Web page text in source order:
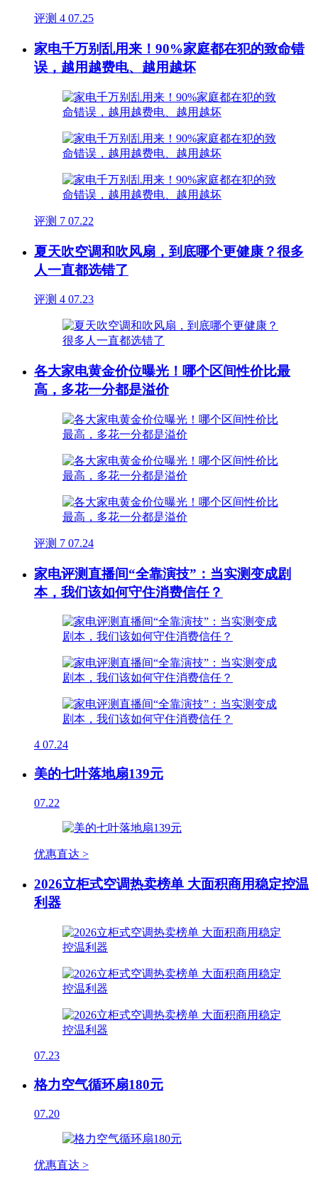
评测 4 07.25
家电千万别乱用来！90%家庭都在犯的致命错
误，越用越费电、越用越坏
评测 7 07.22
夏天吹空调和吹风扇，到底哪个更健康？很多
人一直都选错了
评测 4 07.23
各大家电黄金价位曝光！哪个区间性价比最
高，多花一分都是溢价
评测 7 07.24
家电评测直播间“全靠演技”：当实测变成剧
本，我们该如何守住消费信任？
4 07.24
美的七叶落地扇139元
07.22
优惠直达 >
2026立柜式空调热卖榜单 大面积商用稳定控温
利器
07.23
格力空气循环扇180元
07.20
优惠直达 >